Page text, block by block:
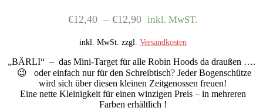
€12,40 –€12,90 inkl. MwST.
inkl. MwSt. zzgl. Versandkosten
„BÄRLI“ – das Mini-Target für alle Robin Hoods da draußen ….
😉 oder einfach nur für den Schreibtisch? Jeder Bogenschütze
wird sich über diesen kleinen Zeitgenossen freuen!
Eine nette Kleinigkeit für einen winzigen Preis – in mehreren
Farben erhältlich !